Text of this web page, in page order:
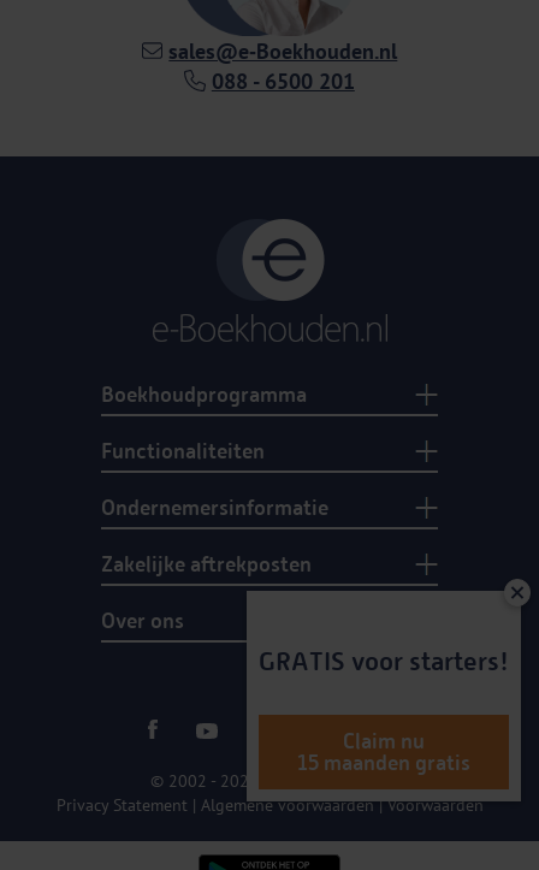
sales@e‑Boekhouden.nl
088 - 6500 201
Boekhoudprogramma
Functionaliteiten
Ondernemersinformatie
Zakelijke aftrekposten
Over ons
© 2002 - 2026 e-Boekhouden.nl
Privacy Statement| Algemene voorwaarden|Voorwaarden
GRATIS voor starters!
Claim nu
15 maanden gratis